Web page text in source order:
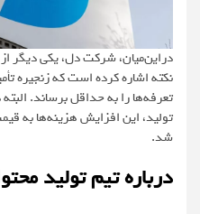
دراین‌میان، شرکت دل، یکی دیگر از
نکته اشاره کرده است که زنجیره
تعرفه‌ها را به حداقل برساند.
تولید، این افزایش هزینه‌ها به
شد.
درباره تیم تولید